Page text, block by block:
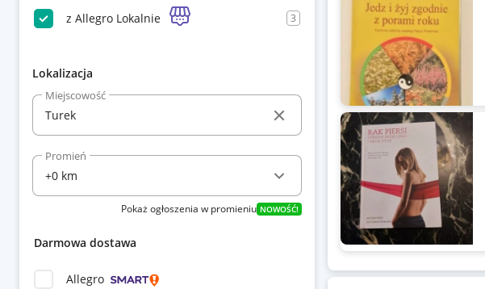
z Allegro Lokalnie 3
Lokalizacja
Miejscowość
Promień
Pokaż ogłoszenia w promieniu NOWOŚĆ!
Darmowa dostawa
Allegro